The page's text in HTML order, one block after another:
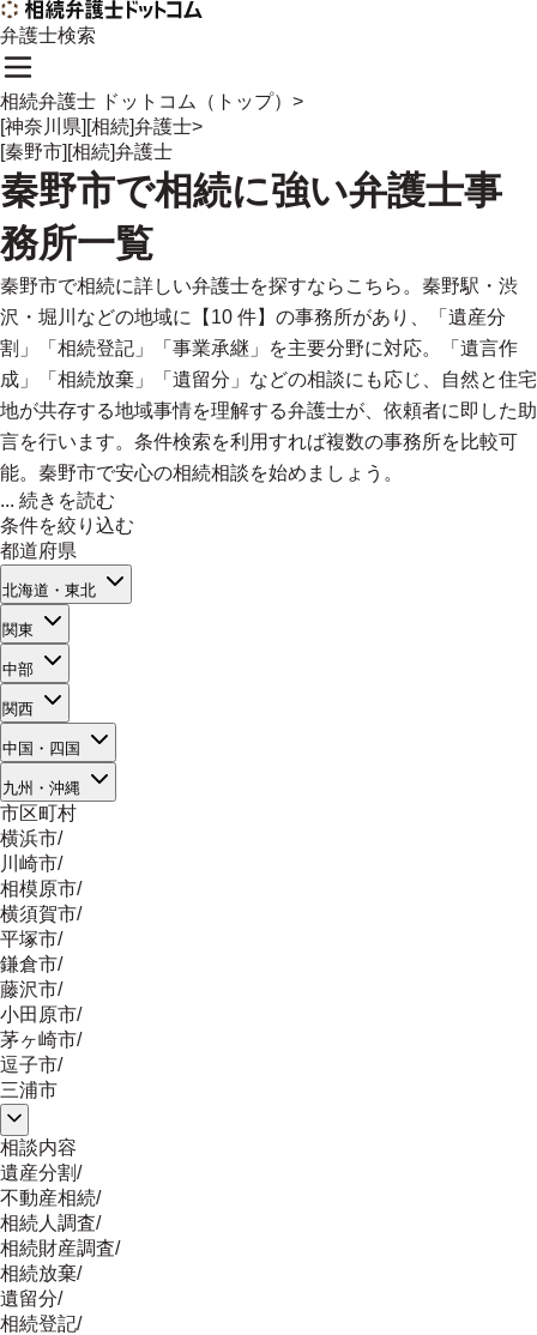
弁護士検索
相続弁護士 ドットコム（トップ） >
[神奈川県][相続]弁護士>
[秦野市][相続]弁護士
秦野市で相続に強い弁護士事
務所一覧
秦野市で相続に詳しい弁護士を探すならこちら。秦野駅・渋
沢・堀川などの地域に【10 件】の事務所があり、「遺産分
割」「相続登記」「事業承継」を主要分野に対応。「遺言作
成」「相続放棄」「遺留分」などの相談にも応じ、自然と住宅
地が共存する地域事情を理解する弁護士が、依頼者に即した助
言を行います。条件検索を利用すれば複数の事務所を比較可
能。秦野市で安心の相続相談を始めましょう。
... 続きを読む
条件を絞り込む
都道府県
北海道・東北
関東
中部
関西
中国・四国
九州・沖縄
市区町村
横浜市/
川崎市/
相模原市/
横須賀市/
平塚市/
鎌倉市/
藤沢市/
小田原市/
茅ヶ崎市/
逗子市/
三浦市
相談内容
遺産分割/
不動産相続/
相続人調査/
相続財産調査/
相続放棄/
遺留分/
相続登記/